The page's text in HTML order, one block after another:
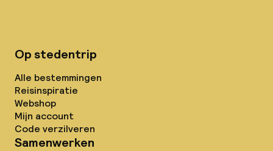
Op stedentrip
Alle bestemmingen
Reisinspiratie
Webshop
Mijn account
Code verzilveren
Samenwerken